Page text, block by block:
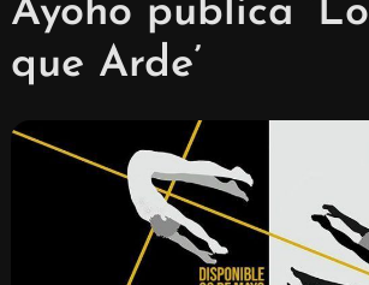
Ayoho publica ‘Lo
que Arde’